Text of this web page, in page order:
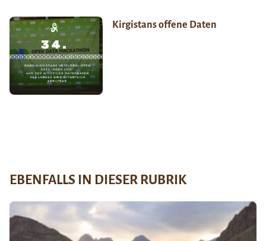
Kirgistans offene Daten
EBENFALLS IN DIESER RUBRIK